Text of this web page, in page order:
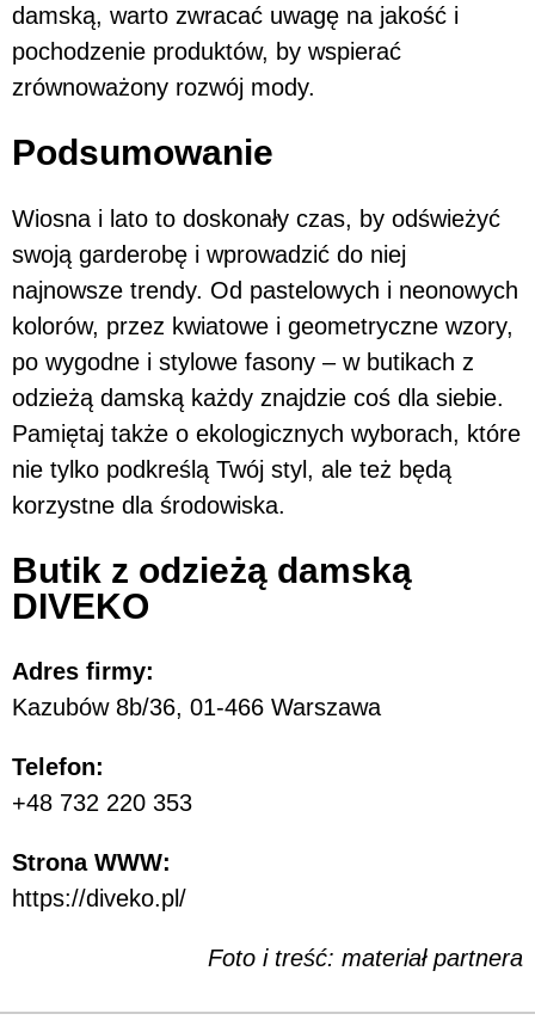
damską, warto zwracać uwagę na jakość i
pochodzenie produktów, by wspierać
zrównoważony rozwój mody.
Podsumowanie
Wiosna i lato to doskonały czas, by odświeżyć
swoją garderobę i wprowadzić do niej
najnowsze trendy. Od pastelowych i neonowych
kolorów, przez kwiatowe i geometryczne wzory,
po wygodne i stylowe fasony – w butikach z
odzieżą damską każdy znajdzie coś dla siebie.
Pamiętaj także o ekologicznych wyborach, które
nie tylko podkreślą Twój styl, ale też będą
korzystne dla środowiska.
Butik z odzieżą damską
DIVEKO
Adres firmy:
Kazubów 8b/36, 01-466 Warszawa
Telefon:
+48 732 220 353
Strona WWW:
https://diveko.pl/
Foto i treść: materiał partnera